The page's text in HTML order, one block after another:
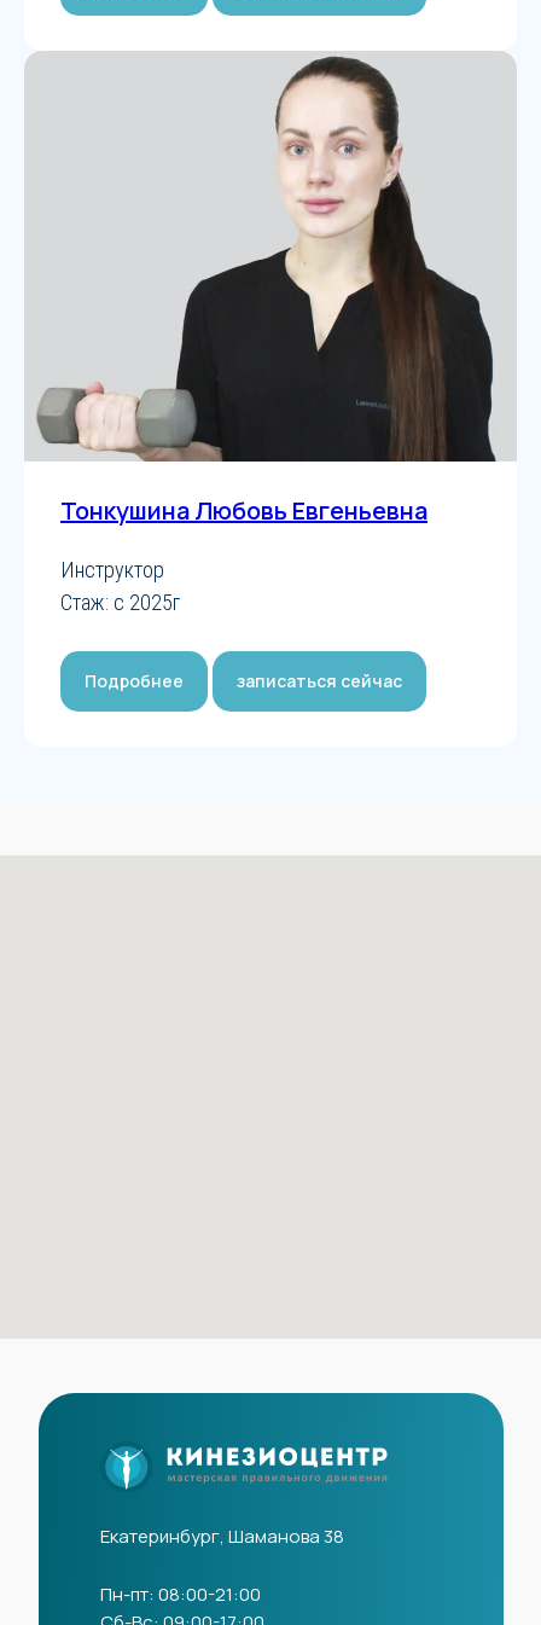
Тонкушина Любовь Евгеньевна
Инструктор
Стаж: с 2025г
Подробнее записаться сейчас
Екатеринбург, Шаманова 38
Пн-пт: 08:00-21:00